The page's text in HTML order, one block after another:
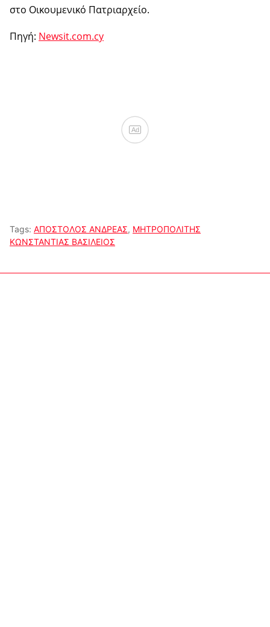
στο Οικουμενικό Πατριαρχείο.
Πηγή: Newsit.com.cy
Ad
Tags: ΑΠΟΣΤΟΛΟΣ ΑΝΔΡΕΑΣ, ΜΗΤΡΟΠΟΛΙΤΗΣ
ΚΩΝΣΤΑΝΤΙΑΣ ΒΑΣΙΛΕΙΟΣ